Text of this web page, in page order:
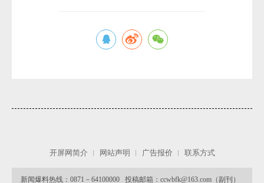
开屏网简介 网站声明 广告报价 联系方式
新闻爆料热线：0871－64100000 投稿邮箱：ccwbfk@163.com（副刊）